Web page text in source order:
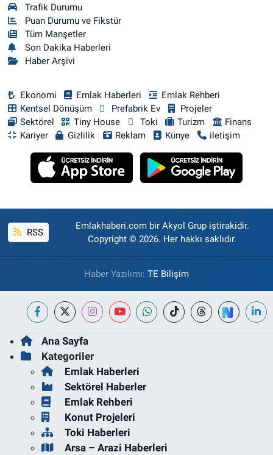
Trafik Durumu
Puan Durumu ve Fikstür
Tüm Manşetler
Son Dakika Haberleri
Haber Arşivi
Ekonomi Emlak Haberleri
Emlak Rehberi
Kentsel Dönüşüm
Prefabrik Ev
Projeler
Sektörel
Tiny House Toki Turizm
Finans
Kariyer
Gizlilik Reklam Künye iletişim
RSS
Emlakhaberi.com bir Akyol Grup iştirakidir.
Copyright © 2026. Her hakkı saklıdır.
Haber Yazılımı: TE Bilişim
Ana Sayfa
Kategoriler
Emlak Haberleri
Sektörel Haberler
Emlak Rehberi
Konut Projeleri
Toki Haberleri
Arsa – Arazi Haberleri